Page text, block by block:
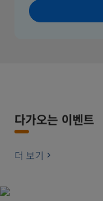
다가오는 이벤트
더 보기